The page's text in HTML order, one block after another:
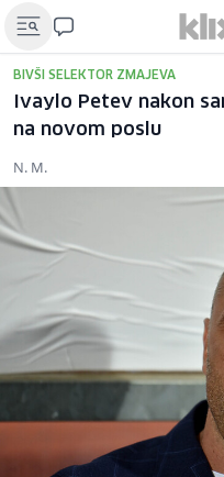
BIVŠI SELEKTOR ZMAJEVA
Ivaylo Petev nakon
na novom poslu
N. M.